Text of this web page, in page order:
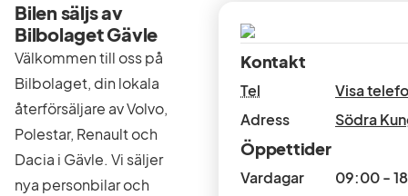
Bilen säljs av
Bilbolaget Gävle
Välkommen till oss på
Bilbolaget, din lokala
återförsäljare av Volvo,
Polestar, Renault och
Dacia i Gävle. Vi säljer
nya personbilar och
Kontakt
Tel
Visa
Adress
Södra
Öppettider
Vardagar
09:00 -